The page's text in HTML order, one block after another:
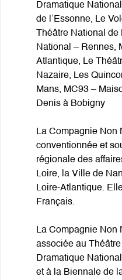
Dramatique
de l’Essonne, Le
Théâtre National
National – Rennes,
Atlantique, Le
Nazaire, Les
Mans, MC93 –
Denis à Bobigny
La Compagnie Non
conventionnée et
régionale des
Loire, la Ville de
Loire-Atlantique.
Français.
La Compagnie Non
associée au
Dramatique
et à la Biennale de